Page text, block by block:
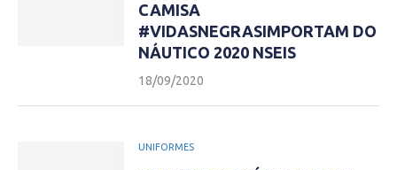
CAMISA
#VIDASNEGRASIMPORTAM DO
NÁUTICO 2020 NSEIS
18/09/2020
UNIFORMES